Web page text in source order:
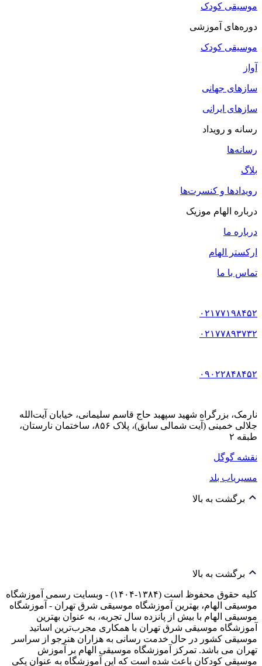
موسیقی کودک
دوره‌های آموزشی
موسیقی کودک
آواز
سازهای جهانی
سازهای ایرانی
رسانه و رویداد
رسانه‌ها
بلاگ
رویدادها و کنسرت‌ها
درباره الهام موزیک
درباره ما
ارکستر الهام
تماس با ما
۰۲۱۷۷۱۹۸۴۵۲
۰۲۱۷۷۸۹۳۷۳۲
۰۹۰۲۲۸۴۸۴۵۲
نارمک، بزرگراه شهید سپهبد حاج قاسم سلیمانی، خیابان آیت‌الله
جلالی خمینی (آیت شمالی سابق)، پلاک ۸۵۶، ساختمان نارستان،
طبقه ۲
نقشه گوگل
مسیریاب بلد
برگشت به بالا
برگشت به بالا
کلیه حقوق محفوظ است (۱۳۸۴-۱۴۰۴) - وبسایت رسمی آموزشگاه
موسیقی الهام، بهترین آموزشگاه موسیقی شرق تهران - آموزشگاه
موسیقی الهام با بیش از پانزده سال تجربه، به عنوان بهترین
آموزشگاه موسیقی شرق تهران با همکاری مجرب‌ترین اساتید
موسیقی کشور در حال خدمت رسانی به هزاران هنرجو از سراسر
تهران می باشد. تمرکز آموزشگاه موسیقی الهام بر آموزش
موسیقی کودکان باعث شده است که این آموزشگاه به عنوان یکی